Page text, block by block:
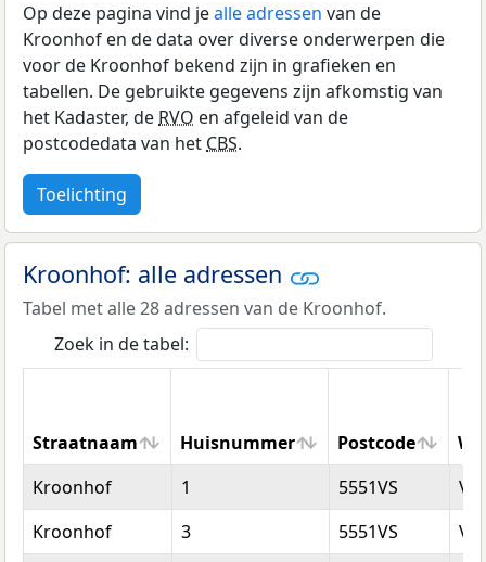
Op deze pagina vind jealle adressen van de
Kroonhof en de data over diverse onderwerpen die
voor de Kroonhof bekend zijn in grafieken en
tabellen. De gebruikte gegevens zijn afkomstig van
het Kadaster, deRVO en afgeleid van de
postcodedata van hetCBS.
Toelichting
Kroonhof: alle adressen
Tabel met alle 28 adressen van de Kroonhof.
Zoek in de tabel:
Straatnaam Huisnummer Postcode
Straatnaam
Huisnummer Postcode
Kroonhof 1 5551VS
Kroonhof
3 5551VS